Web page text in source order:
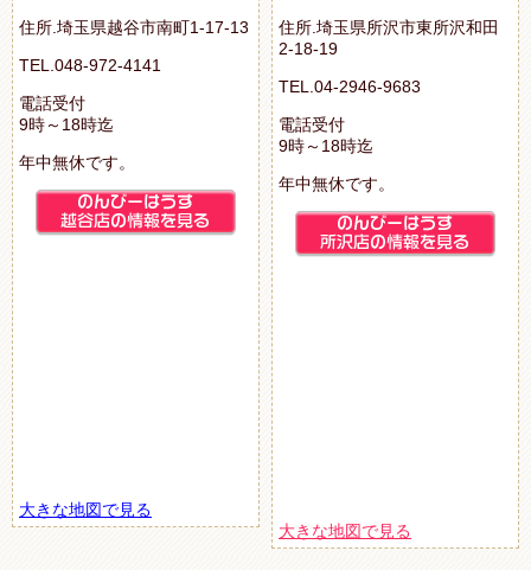
住所.埼玉県越谷市南町1-17-13
TEL.048-972-4141
電話受付
9時～18時迄
年中無休です。
大きな地図で見る
住所.埼玉県所沢市東所沢和田
2-18-19
TEL.04-2946-9683
電話受付
9時～18時迄
年中無休です。
大きな地図で見る